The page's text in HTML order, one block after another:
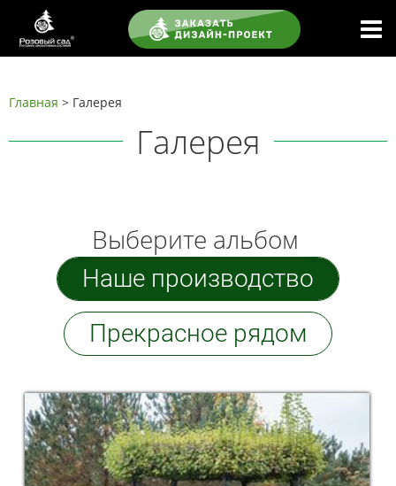
Главная > Галерея
Галерея
Выберите альбом
Наше производство
Прекрасное рядом